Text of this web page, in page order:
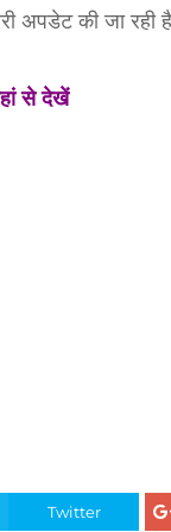
अपडेट की जा रही
से देखें
Twitter